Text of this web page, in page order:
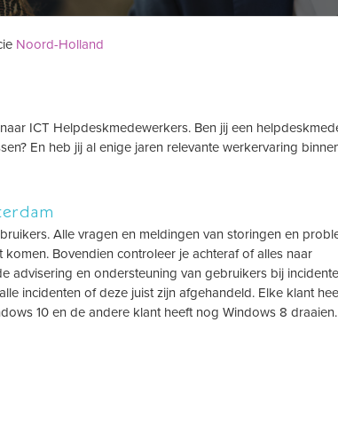
Noord-Holland
ICT Helpdeskmedewerkers. Ben jij een
En heb jij al enige jaren relevante werkervaring
Alle vragen en meldingen van storingen en
Bovendien controleer je achteraf of alles naar
advisering en ondersteuning van gebruikers bij
incidenten of deze juist zijn afgehandeld. Elke klant
10 en de andere klant heeft nog Windows 8